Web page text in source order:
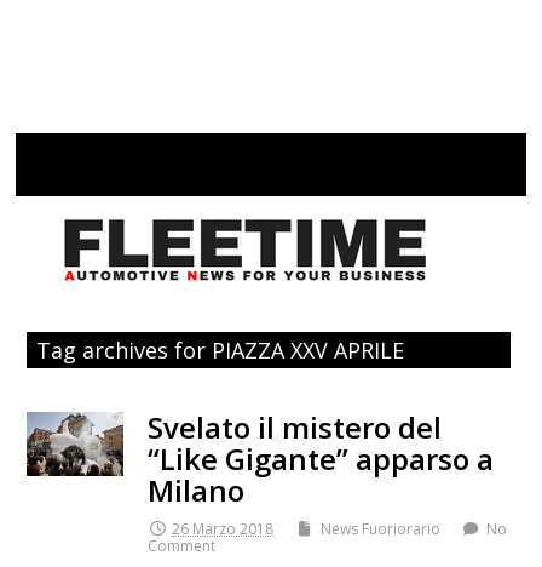
Tag archives for PIAZZA XXV APRILE
Svelato il mistero del
“Like Gigante” apparso a
Milano
26 Marzo 2018 News Fuoriorario
No
Comment